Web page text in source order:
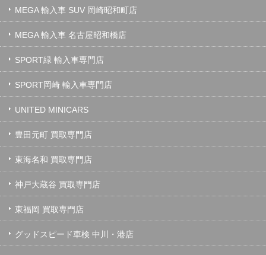
MEGA 輸入車 SUV 岡崎昭和町店
MEGA 輸入車 名古屋昭和橋店
SPORT緑 輸入車専門店
SPORT岡崎 輸入車専門店
UNITED MINICARS
豊田元町 買取専門店
東海名和 買取専門店
神戸大蔵谷 買取専門店
東福岡 買取専門店
グッドスピード車検 中川・港店